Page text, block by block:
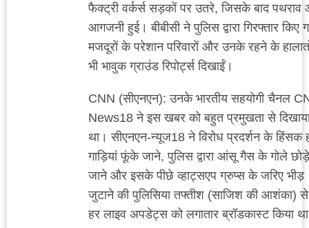
फैक्ट्री वर्कर्स सड़कों पर उतरे, जिसके बाद पथराव
आगजनी हुई। बीबीसी ने पुलिस द्वारा गिरफ्तार किए
मजदूरों के परेशान परिवारों और उनके रहने के
भी भावुक ग्राउंड रिपोर्ट्स दिखाईं।
CNN (सीएनएन): उनके भारतीय सहयोगी चैनल
News18 ने इस खबर को बहुत प्रमुखता से
था। सीएनएन-न्यूज18 ने विरोध प्रदर्शन के हिंसक
गाड़ियां फूंके जाने, पुलिस द्वारा आंसू गैस के गोले छोड़े
जाने और इसके पीछे व्हाट्सएप ग्रुप्स के जरिए भीड़
जुटाने की पुलिसिया तफ्तीश (साजिश की आशंका)
हर लाइव अपडेट्स को लगातार ब्रॉडकास्ट किया